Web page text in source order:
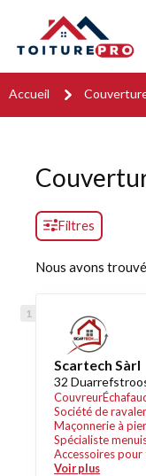
Accueil
Filtres
Nous avons trouvé
Scartech Sàrl
32
Couvreur
Société de
Maçonnerie à
Spécialiste
Accessoires
Voir plus